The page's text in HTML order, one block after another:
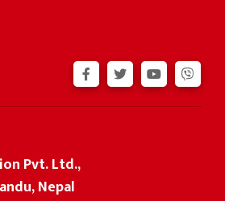
Pvt. Ltd.,
Nepal